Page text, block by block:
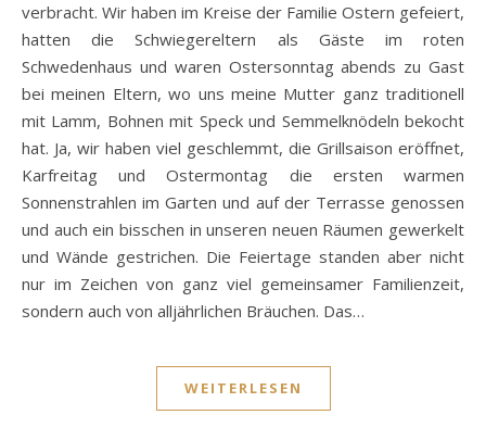
verbracht. Wir haben im Kreise der Familie Ostern gefeiert,
hatten die Schwiegereltern als Gäste im roten
Schwedenhaus und waren Ostersonntag abends zu Gast
bei meinen Eltern, wo uns meine Mutter ganz traditionell
mit Lamm, Bohnen mit Speck und Semmelknödeln bekocht
hat. Ja, wir haben viel geschlemmt, die Grillsaison eröffnet,
Karfreitag und Ostermontag die ersten warmen
Sonnenstrahlen im Garten und auf der Terrasse genossen
und auch ein bisschen in unseren neuen Räumen gewerkelt
und Wände gestrichen. Die Feiertage standen aber nicht
nur im Zeichen von ganz viel gemeinsamer Familienzeit,
sondern auch von alljährlichen Bräuchen. Das…
WEITERLESEN